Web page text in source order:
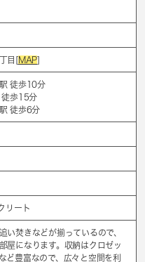
目[MAP]
徒歩10分
徒歩15分
徒歩6分
リート
い焚きなどが揃っているので、
屋になります。収納はクロゼッ
ど豊富なので、広々と空間を利